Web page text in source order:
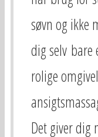
søvn og ikke
dig selv bare
rolige
Det giver dig